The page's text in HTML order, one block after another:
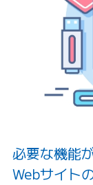
必要な機能
Webサイト